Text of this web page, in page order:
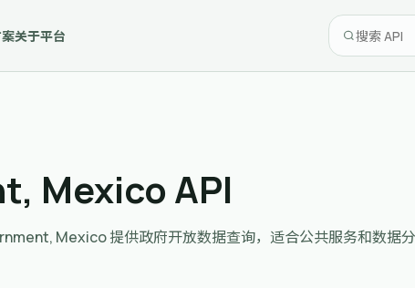
关于平台
Mexico API
Mexico 提供政府开放数据查询，适合公共服务和数据分